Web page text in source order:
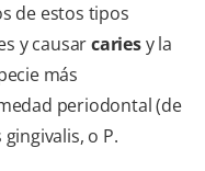
de estos tipos
y causarcariesy la
más
periodontal (de
o P.